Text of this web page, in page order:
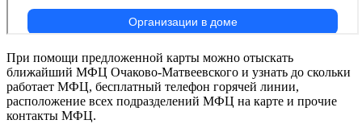
При помощи предложенной карты можно отыскать
ближайший МФЦ Очаково-Матвеевского и узнать до скольки
работает МФЦ, бесплатный телефон горячей линии,
расположение всех подразделений МФЦ на карте и прочие
контакты МФЦ.